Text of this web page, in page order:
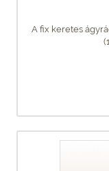
A fix keretes